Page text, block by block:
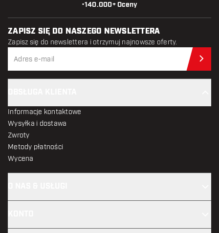
•140.000+ Oceny
ZAPISZ SIĘ DO NASZEGO NEWSLETTERA
Zapisz się do newslettera i otrzymuj najnowsze oferty.
Informacje kontaktowe
Wysyłka i dostawa
Zwroty
Metody płatności
Wycena